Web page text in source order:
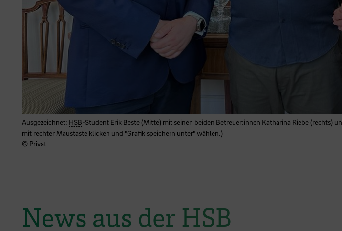
Ausgezeichnet: HSB-Student Erik Beste (Mitte) mit seinen beiden Betreuer:innen Katharina Riebe (rechts)
mit rechter Maustaste klicken und "Grafik speichern unter" wählen.)
© Privat
News aus der HSB